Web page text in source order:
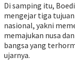
Di samping itu,
mengejar tiga
nasional, yakni
memajukan nusa
bangsa yang
ujarnya.